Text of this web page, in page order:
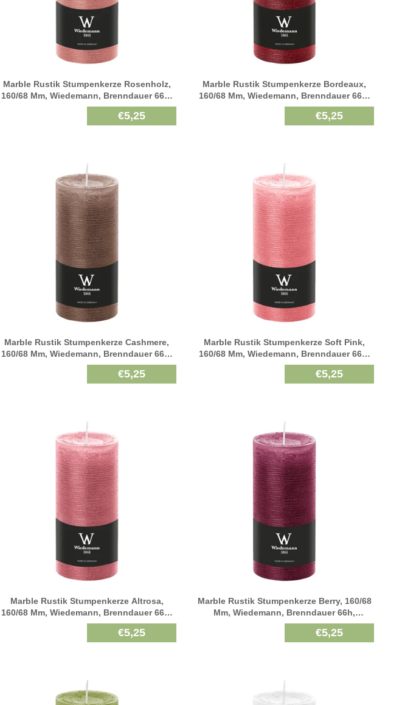
Marble Rustik Stumpenkerze Rosenholz,
160/68 Mm, Wiedemann, Brenndauer 66h,
Durchgefärbt
€5,25
Marble Rustik Stumpenkerze Bordeaux,
160/68 Mm, Wiedemann, Brenndauer 66h,
Durchgefärbt
€5,25
Marble Rustik Stumpenkerze Cashmere,
160/68 Mm, Wiedemann, Brenndauer 66h,
Durchgefärbt
€5,25
Marble Rustik Stumpenkerze Soft Pink,
160/68 Mm, Wiedemann, Brenndauer 66h,
Durchgefärbt
€5,25
Marble Rustik Stumpenkerze Altrosa,
160/68 Mm, Wiedemann, Brenndauer 66h,
Durchgefärbt
€5,25
Marble Rustik Stumpenkerze Berry, 160/68
Mm, Wiedemann, Brenndauer 66h,
Durchgefärbt
€5,25